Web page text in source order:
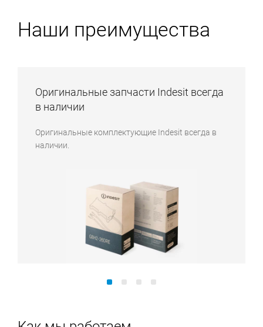
Наши преимущества
Оригинальные запчасти Indesit всегда
в наличии
Оригинальные комплектующие Indesit всегда в
наличии.